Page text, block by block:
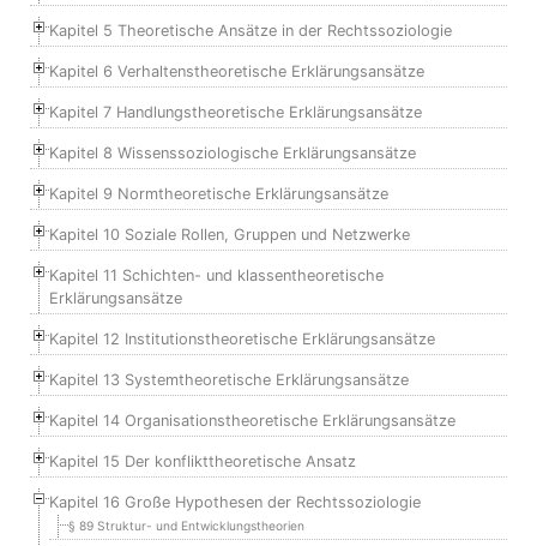
Kapitel 5 Theoretische Ansätze in der Rechtssoziologie
Kapitel 6 Verhaltenstheoretische Erklärungsansätze
Kapitel 7 Handlungstheoretische Erklärungsansätze
Kapitel 8 Wissenssoziologische Erklärungsansätze
Kapitel 9 Normtheoretische Erklärungsansätze
Kapitel 10 Soziale Rollen, Gruppen und Netzwerke
Kapitel 11 Schichten- und klassentheoretische
Erklärungsansätze
Kapitel 12 Institutionstheoretische Erklärungsansätze
Kapitel 13 Systemtheoretische Erklärungsansätze
Kapitel 14 Organisationstheoretische Erklärungsansätze
Kapitel 15 Der konflikttheoretische Ansatz
Kapitel 16 Große Hypothesen der Rechtssoziologie
§ 89 Struktur- und Entwicklungstheorien